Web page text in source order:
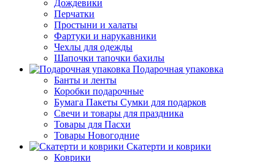
Дождевики
Перчатки
Простыни и халаты
Фартуки и нарукавники
Чехлы для одежды
Шапочки тапочки бахилы
Подарочная упаковка
Банты и ленты
Коробки подарочные
Бумага Пакеты Сумки для подарков
Свечи и товары для праздника
Товары для Пасхи
Товары Новогодние
Скатерти и коврики
Коврики